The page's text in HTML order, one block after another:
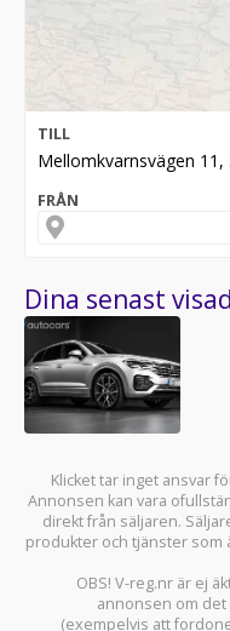
TILL
Mellomkvarnsvägen 11,
FRÅN
Dina senast
Klicket tar inget ansvar
Annonsen kan vara
direkt från säljaren.
produkter och tjänster som
OBS! V-reg.nr är ej
annonsen om
(exempelvis att